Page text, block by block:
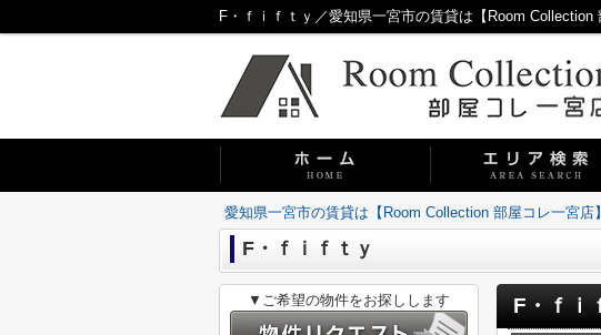
F・ｆｉｆｔｙ／愛知県一宮市の賃貸は【Room Collection
愛知県一宮市の賃貸は【Room Collection 部屋コレ一宮店】
F・ｆｉｆｔｙ
F・ｆｉ
▼ご希望の物件をお探しします